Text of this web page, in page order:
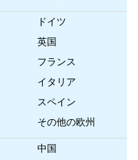
ドイツ
英国
フランス
イタリア
スペイン
その他の欧州
中国